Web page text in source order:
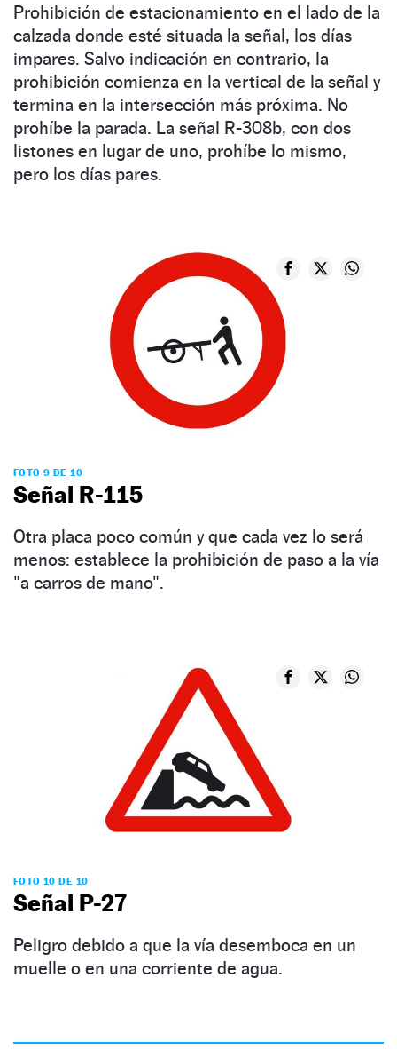
Prohibición de estacionamiento en el lado de la
calzada donde esté situada la señal, los días
impares. Salvo indicación en contrario, la
prohibición comienza en la vertical de la señal y
termina en la intersección más próxima. No
prohíbe la parada. La señal R-308b, con dos
listones en lugar de uno, prohíbe lo mismo,
pero los días pares.
FOTO 9 DE 10
Señal R-115
Otra placa poco común y que cada vez lo será
menos: establece la prohibición de paso a la vía
"a carros de mano".
FOTO 10 DE 10
Señal P-27
Peligro debido a que la vía desemboca en un
muelle o en una corriente de agua.